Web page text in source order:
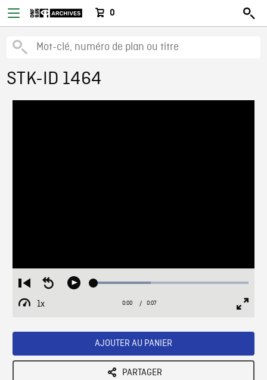
0
STK-ID 1464
Restart
from
beginning
Seek
Play Loaded:
1x
Playback
Current
0:00 / Duration
0:07
AJOUTER AU PANIER
PARTAGER